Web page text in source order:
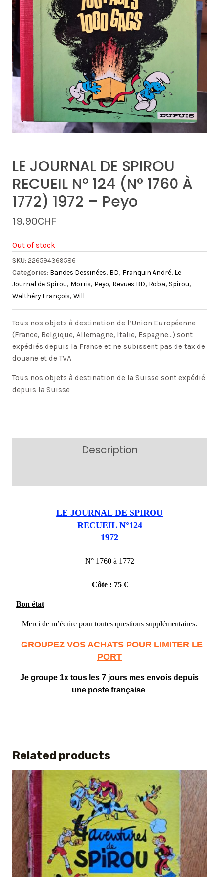
LE JOURNAL DE SPIROU
RECUEIL N° 124 (N° 1760 À
1772) 1972 – Peyo
19.90CHF
Out of stock
SKU: 226594369586
Categories: Bandes Dessinées, BD, Franquin André, Le
Journal de Spirou, Morris, Peyo, Revues BD, Roba, Spirou,
Walthéry François, Will
Tous nos objets à destination de l’Union Européenne
(France, Belgique, Allemagne, Italie, Espagne…) sont
expédiés depuis la France et ne subissent pas de tax de
douane et de TVA
Tous nos objets à destination de la Suisse sont expédié
depuis la Suisse
Description
LE JOURNAL DE SPIROU
RECUEIL N°124
1972
N° 1760 à 1772
Côte : 75 €
Bon état
Merci de m’écrire pour toutes questions supplémentaires.
GROUPEZ VOS ACHATS POUR LIMITER LE
PORT
Je groupe 1x tous les 7 jours mes envois depuis
une poste française.
Related products